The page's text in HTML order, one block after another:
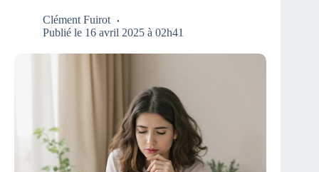
Clément Fuirot
Publié le 16 avril 2025 à 02h41